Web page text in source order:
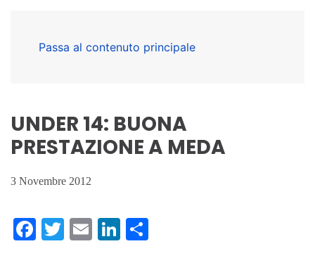
Passa al contenuto principale
UNDER 14: BUONA
PRESTAZIONE A MEDA
3 Novembre 2012
Facebook
Twitter
EmailLinkedIn